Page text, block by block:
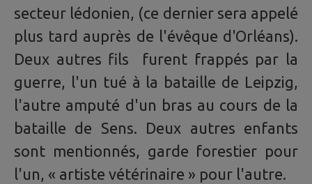
secteur lédonien, (ce dernier sera appelé
plus tard auprès de l'évêque d'Orléans).
Deux autres fils furent frappés par la
guerre, l'un tué à la bataille de Leipzig,
l'autre amputé d'un bras au cours de la
bataille de Sens. Deux autres enfants
sont mentionnés, garde forestier pour
l'un, « artiste vétérinaire » pour l'autre.